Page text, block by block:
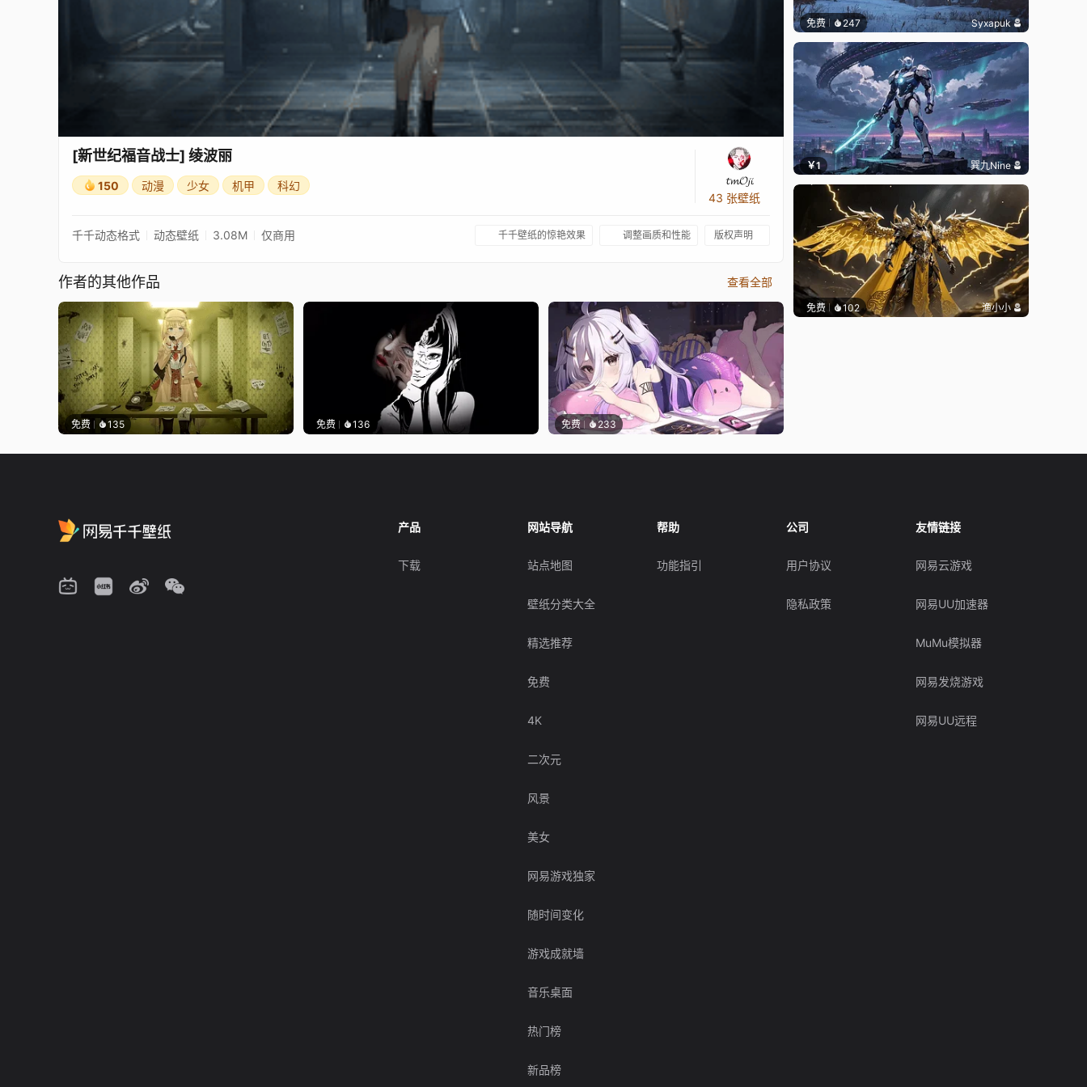
[新世纪福音战士] 绫波丽
150 动漫 少女 机甲 科幻
𝓽𝓶𝓞𝓳𝓲
43 张壁纸
千千动态格式 动态壁纸 3.08M 仅商用 千千壁纸的惊艳效果 调整画质和性能 版权声明
作者的其他作品 查看全部
免费 135 免费 136 免费 233
免费 247 Syxapuk
￥1 巽九Nine
免费 102 渔小小
产品
下载
网站导航
站点地图
壁纸分类大全
精选推荐
免费
4K
二次元
风景
美女
网易游戏独家
随时间变化
游戏成就墙
音乐桌面
热门榜
新品榜
帮助
功能指引
公司
用户协议
隐私政策
友情链接
网易云游戏
网易UU加速器
MuMu模拟器
网易发烧游戏
网易UU远程